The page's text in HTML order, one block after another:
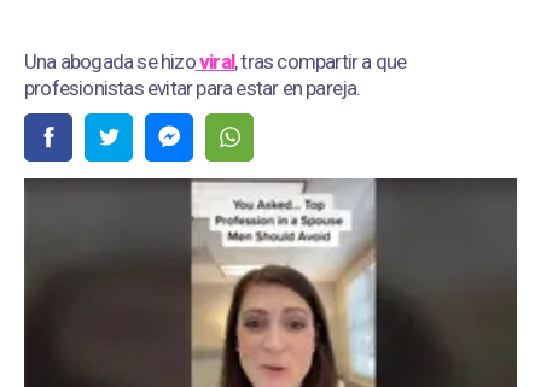
Una abogada se hizoviral, tras compartir a que
profesionistas evitar para estar en pareja.